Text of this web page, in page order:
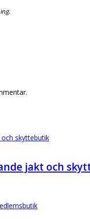
jakt och